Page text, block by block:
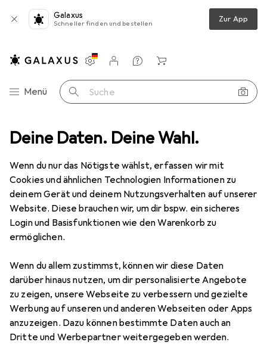
Deine Daten. Deine Wahl.
Wenn du nur das Nötigste wählst, erfassen wir mit
Cookies und ähnlichen Technologien Informationen zu
deinem Gerät und deinem Nutzungsverhalten auf unserer
Website. Diese brauchen wir, um dir bspw. ein sicheres
Login und Basisfunktionen wie den Warenkorb zu
ermöglichen.
Wenn du allem zustimmst, können wir diese Daten
darüber hinaus nutzen, um dir personalisierte Angebote
zu zeigen, unsere Webseite zu verbessern und gezielte
Werbung auf unseren und anderen Webseiten oder Apps
anzuzeigen. Dazu können bestimmte Daten auch an
Dritte und Werbepartner weitergegeben werden.
Galaxus
Schneller finden und bestellen Zur App
Navigation nach Kategorien
Menü Suche
Einstellungen
Kundenkonto
Vergleichslisten
Merklisten
Warenkorb
Displays Monitor Halterung Multibrackets Tischklemme
3 Bilder
Multibrackets Tischklemme
Preis in EUR inkl. MwSt.
EUR
51,60
Bewertungen Marke
Mehr von Multibrackets